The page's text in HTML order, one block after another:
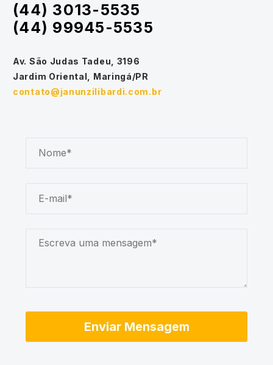
(44) 3013-5535
(44) 99945-5535
Av. São Judas Tadeu, 3196
Jardim Oriental, Maringá/PR
contato@janunzilibardi.com.br